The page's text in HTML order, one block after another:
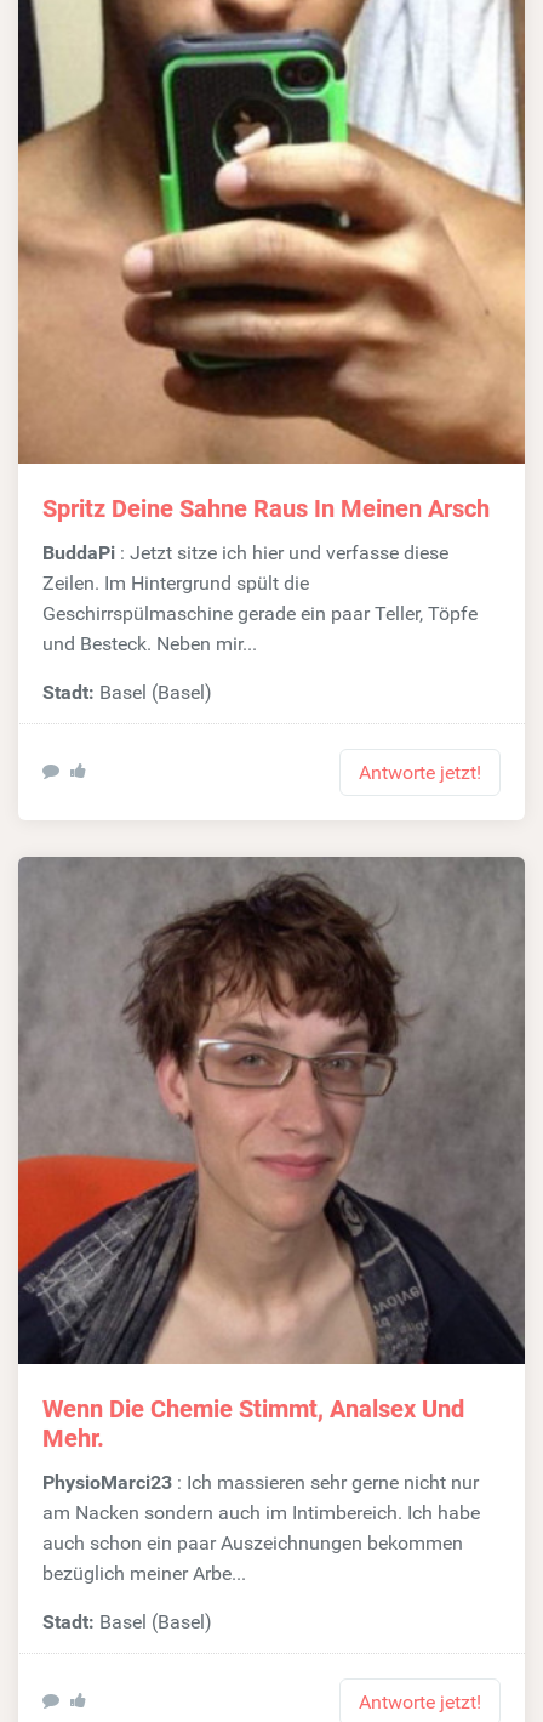
Spritz Deine Sahne Raus In Meinen Arsch
BuddaPi : Jetzt sitze ich hier und verfasse diese
Zeilen. Im Hintergrund spült die
Geschirrspülmaschine gerade ein paar Teller, Töpfe
und Besteck. Neben mir...
Stadt: Basel (Basel)
Antworte jetzt!
Wenn Die Chemie Stimmt, Analsex Und
Mehr.
PhysioMarci23 : Ich massieren sehr gerne nicht nur
am Nacken sondern auch im Intimbereich. Ich habe
auch schon ein paar Auszeichnungen bekommen
bezüglich meiner Arbe...
Stadt: Basel (Basel)
Antworte jetzt!